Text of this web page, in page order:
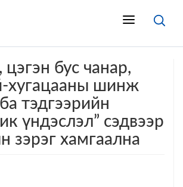
цэгэн бус чанар,
хугацааны шинж
тэдгээрийн
үндэслэл” сэдвээр
зэрэг хамгаална